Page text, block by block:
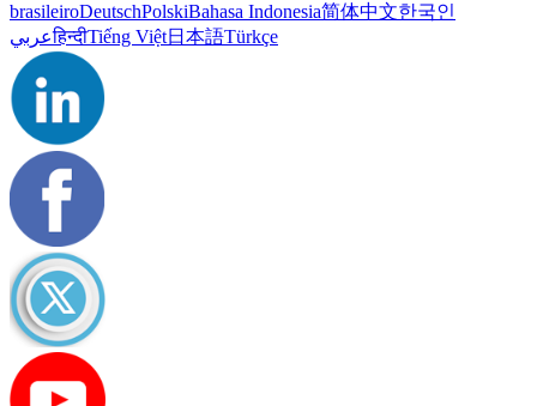
brasileiroDeutschPolskiBahasa Indonesia简体中文한국인
عربيहिन्दीTiếng Việt日本語Türkçe